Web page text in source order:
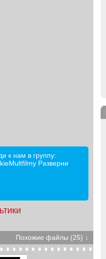
к нам в группу:
Разверни
Похожие файлы (25) ↓